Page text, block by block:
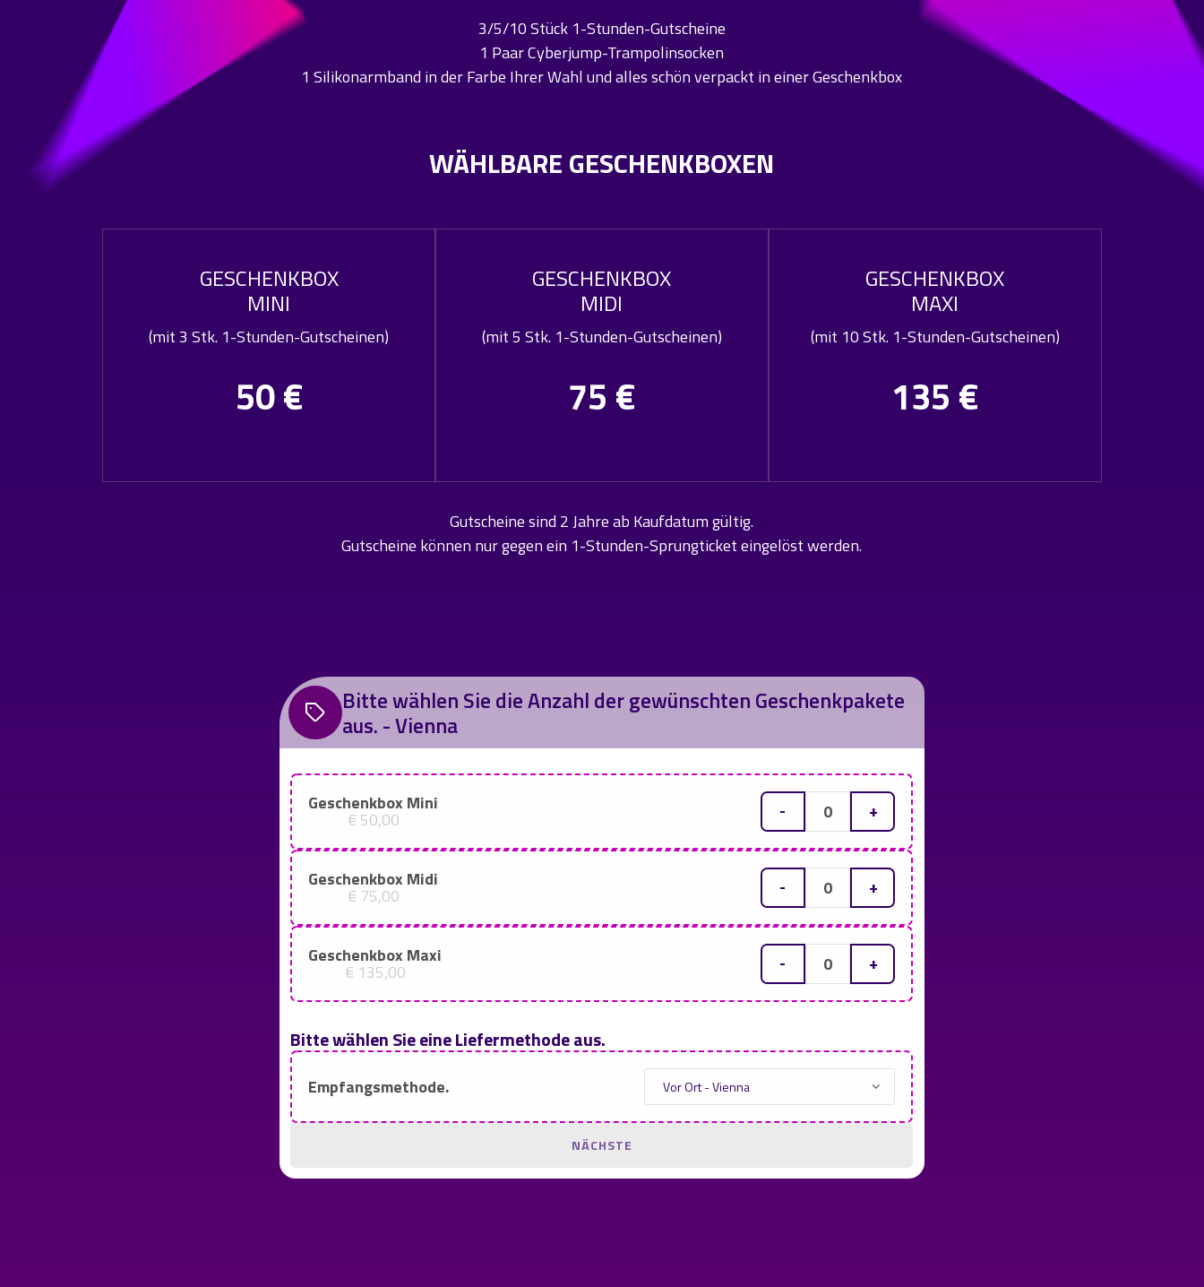
3/5/10 Stück 1-Stunden-Gutscheine
1 Paar Cyberjump-Trampolinsocken
1 Silikonarmband in der Farbe Ihrer Wahl und alles schön verpackt in einer Geschenkbox
WÄHLBARE GESCHENKBOXEN
GESCHENKBOX
MINI
(mit 3 Stk. 1-Stunden-Gutscheinen)
50 €
GESCHENKBOX
MIDI
(mit 5 Stk. 1-Stunden-Gutscheinen)
75 €
GESCHENKBOX
MAXI
(mit 10 Stk. 1-Stunden-Gutscheinen)
135 €
Gutscheine sind 2 Jahre ab Kaufdatum gültig.
Gutscheine können nur gegen ein 1-Stunden-Sprungticket eingelöst werden.
Bitte wählen Sie die Anzahl der gewünschten Geschenkpakete
aus. - Vienna
Geschenkbox Mini
€ 50,00 - +
Geschenkbox Midi
€ 75,00 - +
Geschenkbox Maxi
€ 135,00 - +
Bitte wählen Sie eine Liefermethode aus.
Empfangsmethode.
NÄCHSTE